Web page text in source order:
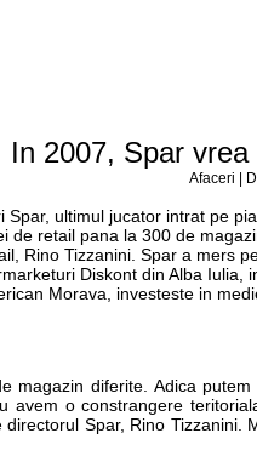
In 2007, Spar
Afaceri |
Spar, ultimul jucator intrat pe
de retail pana la 300 de
Rino Tizzanini. Spar a mers
Diskont din Alba
Morava, investeste in
magazin diferite. Adica
avem o constrangere
Spar, Rino